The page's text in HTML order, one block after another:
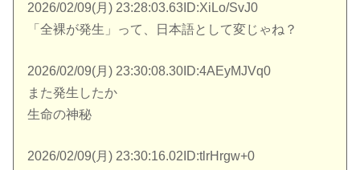
2026/02/09(月) 23:28:03.63ID:XiLo/SvJ0
「全裸が発生」って、日本語として変じゃね？
2026/02/09(月) 23:30:08.30ID:4AEyMJVq0
また発生したか
生命の神秘
2026/02/09(月) 23:30:16.02ID:tlrHrgw+0